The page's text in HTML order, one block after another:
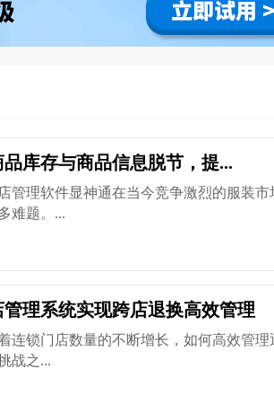
库存与商品信息脱节，提...
管理软件显神通在当今竞争激烈的服装市
难题。...
理系统实现跨店退换高效管理
连锁门店数量的不断增长，如何高效管理
战之...